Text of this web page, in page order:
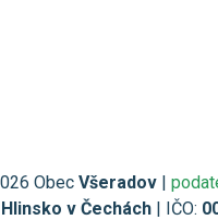
Obec Všeradov |
v Čechách | IČO: